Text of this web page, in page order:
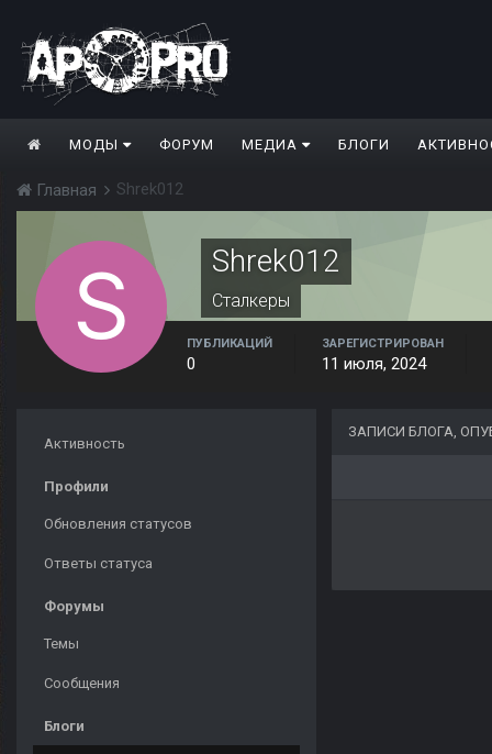
МОДЫ ФОРУМ МЕДИА БЛОГИ
Главная Shrek012
Shrek012
Сталкеры
ПУБЛИКАЦИЙ
0
ЗАРЕГИСТРИРОВАН
11 июля, 2024
Активность
Профили
Обновления статусов
Ответы статуса
Форумы
Темы
Сообщения
Блоги
ЗАПИСИ БЛОГА,